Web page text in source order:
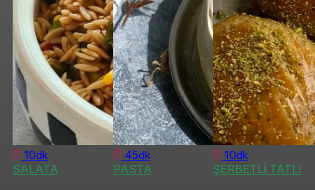
10dk
SALATA
45dk
PASTA
10dk
ŞERBETLİ TATLI